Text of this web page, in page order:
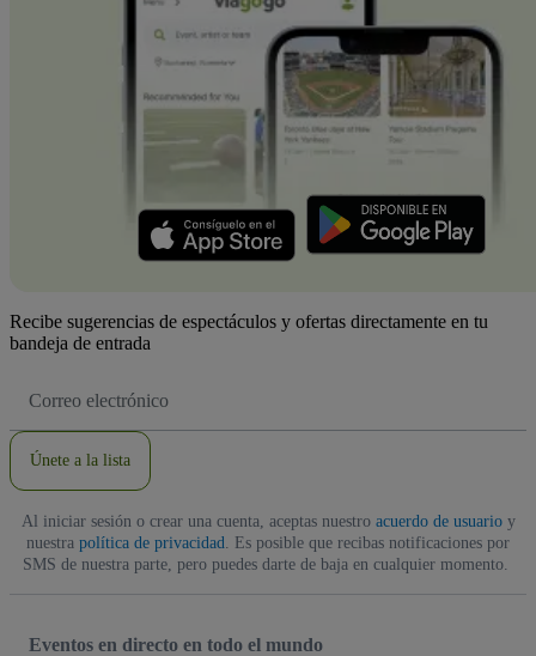
Recibe sugerencias de espectáculos y ofertas directamente en tu
bandeja de entrada
de
Únete a la lista
Al iniciar sesión o crear una cuenta, aceptas nuestro acuerdo de usuarioy
nuestra política de privacidad . Es posible que recibas notificaciones por
SMS de nuestra parte, pero puedes darte de baja en cualquier momento.
Eventos en directo en todo el mundo